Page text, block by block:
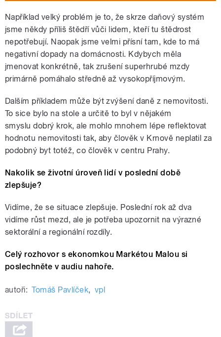
Například velký problém je to, že skrze daňový systém
jsme někdy příliš štědří vůči lidem, kteří tu štědrost
nepotřebují. Naopak jsme velmi přísní tam, kde to má
negativní dopady na domácnosti. Kdybych měla
jmenovat konkrétně, tak zrušení superhrubé mzdy
primárně pomáhalo středně až vysokopříjmovým.
Dalším příkladem může být zvýšení daně z nemovitosti.
To sice bylo na stole a určitě to byl v nějakém
smyslu dobrý krok, ale mohlo mnohem lépe reflektovat
hodnotu nemovitosti tak, aby člověk v Krnově neplatil za
podobný byt totéž, co člověk v centru Prahy.
Nakolik se životní úroveň lidí v poslední době
zlepšuje?
Vidíme, že se situace zlepšuje. Poslední rok až dva
vidíme růst mezd, ale je potřeba upozornit na výrazné
sektorální a regionální rozdíly.
Celý rozhovor s ekonomkou Markétou Malou si
poslechněte v audiu nahoře.
autoři: Tomáš Pavlíček, vpl